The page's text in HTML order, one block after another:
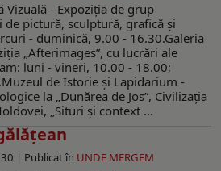
Vizuală - Expoziția de grup
de pictură, sculptură, grafică și
- duminică, 9.00 - 16.30.Galeria
„Afterimagesˮ, cu lucrări ale
luni - vineri, 10.00 - 18.00;
de Istorie şi Lapidarium -
la „Dunărea de Jos”, Civilizaţia
„Situri şi context ...
| Publicat în UNDE MERGEM